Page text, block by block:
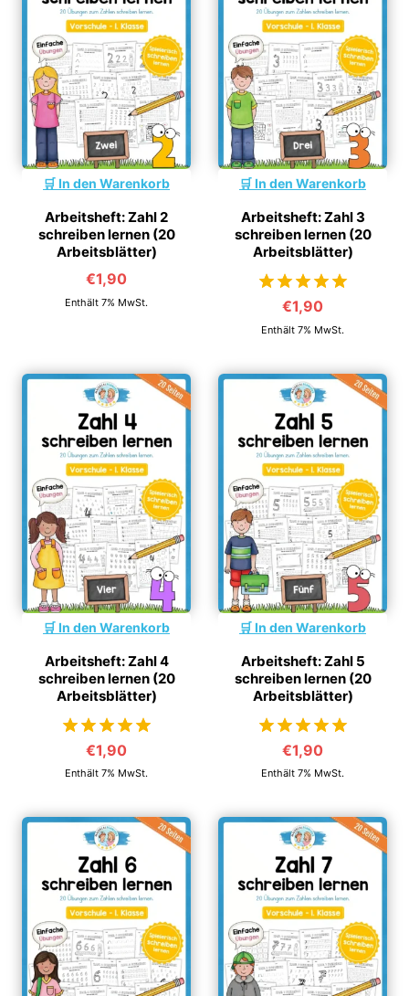
In den Warenkorb
Arbeitsheft: Zahl 2
schreiben lernen (20
Arbeitsblätter)
€1,90
Enthält 7% MwSt.
In den Warenkorb
Arbeitsheft: Zahl 3
schreiben lernen (20
Arbeitsblätter)
von 5
€1,90
Enthält 7% MwSt.
In den Warenkorb
Arbeitsheft: Zahl 4
schreiben lernen (20
Arbeitsblätter)
von 5
€1,90
Enthält 7% MwSt.
In den Warenkorb
Arbeitsheft: Zahl 5
schreiben lernen (20
Arbeitsblätter)
von 5
€1,90
Enthält 7% MwSt.